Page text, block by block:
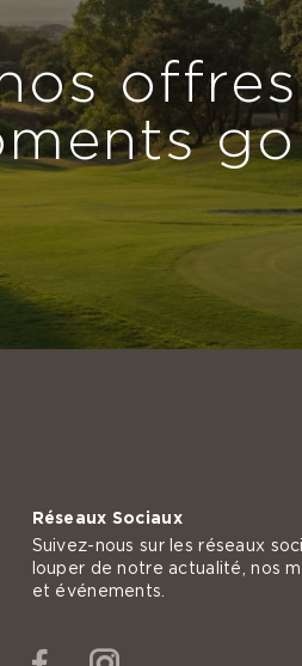
Réseaux Sociaux
Suivez-nous sur les réseaux
louper de notre actualité, nos
et événements.
FacebookInstagram